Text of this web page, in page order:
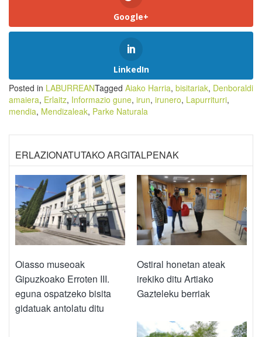
Google+
LinkedIn
Posted in LABURREANTagged Aiako Harria, bisitariak, Denboraldi
amaiera, Erlaitz, Informazio gune, irun, irunero, Lapurriturri,
mendia, Mendizaleak, Parke Naturala
ERLAZIONATUTAKO ARGITALPENAK
Oiasso museoak
Gipuzkoako Erroten III.
eguna ospatzeko bisita
gidatuak antolatu ditu
Ostiral honetan ateak
irekiko ditu Artiako
Gazteleku berriak